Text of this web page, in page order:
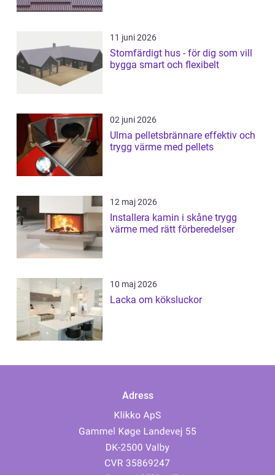
11 juni 2026
Stomfärdigt hus - för dig som vill
bygga smart och flexibelt
02 juni 2026
Ulma pelletsbrännare effektiv och
trygg värme med pellets
12 maj 2026
Installera kamin i skåne trygg
värme med rätt förberedelser
10 maj 2026
Lacka om köksluckor
Adress